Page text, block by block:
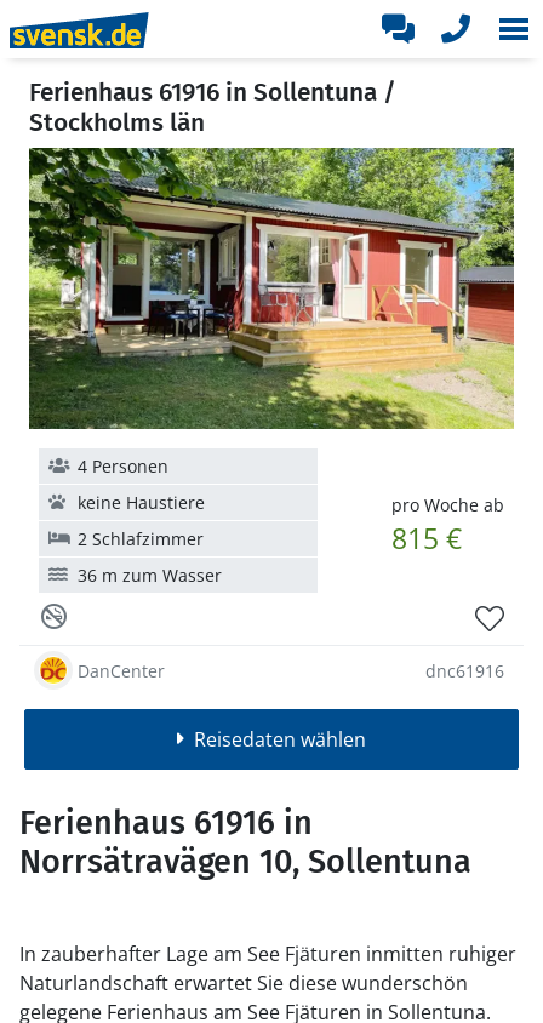
Ferienhaus 61916 in Sollentuna /
Stockholms län
pro Woche ab
815 €
4 Personen
keine Haustiere
2 Schlafzimmer
36 m zum Wasser
DanCenter dnc61916
Reisedaten wählen
Ferienhaus 61916 in
Norrsätravägen 10, Sollentuna
In zauberhafter Lage am See Fjäturen inmitten ruhiger
Naturlandschaft erwartet Sie diese wunderschön
gelegene Ferienhaus am See Fjäturen in Sollentuna.